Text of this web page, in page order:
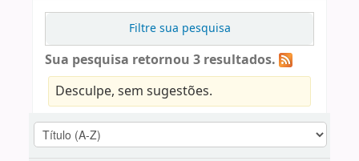
Filtre sua pesquisa
Sua pesquisa retornou 3 resultados.
Desculpe, sem sugestões.